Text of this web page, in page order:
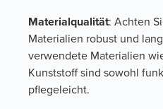
Materialqualität: Achten
Materialien robust und
verwendete Materialien
Kunststoff sind sowohl
pflegeleicht.